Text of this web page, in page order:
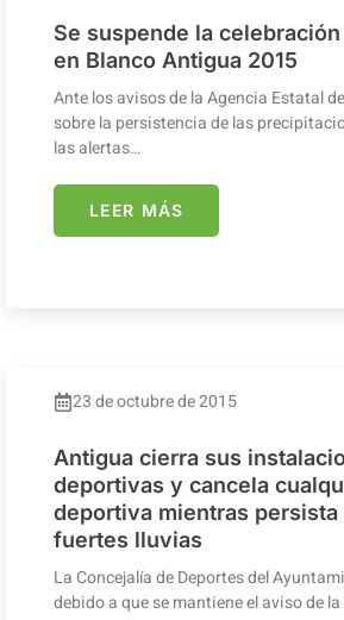
Se suspende la
en Blanco Antigua 2015
Ante los avisos de la Agencia Estatal
sobre la persistencia de las
las alertas…
LEER MÁS
23 de octubre de 2015
Antigua cierra sus
deportivas y cancela
deportiva mientras persista
fuertes lluvias
La Concejalía de Deportes del
debido a que se mantiene el aviso de